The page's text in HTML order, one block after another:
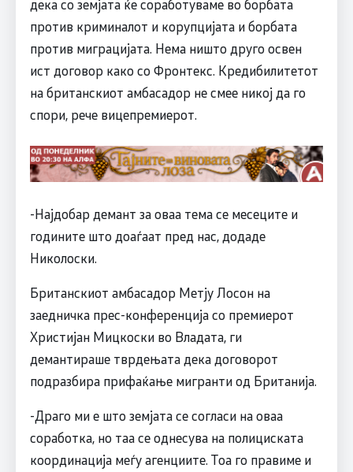
дека со земјата ќе соработуваме во борбата
против криминалот и корупцијата и борбата
против миграцијата. Нема ништо друго освен
ист договор како со Фронтекс. Кредибилитетот
на британскиот амбасадор не смее никој да го
спори, рече вицепремиерот.
-Најдобар демант за оваа тема се месеците и
годините што доаѓаат пред нас, додаде
Николоски.
Британскиот амбасадор Метју Лосон на
заедничка прес-конференција со премиерот
Христијан Мицкоски во Владата, ги
демантираше тврдењата дека договорот
подразбира прифаќање мигранти од Британија.
-Драго ми е што земјата се согласи на оваа
соработка, но таа се однесува на полициската
координација меѓу агенциите. Тоа го правиме и